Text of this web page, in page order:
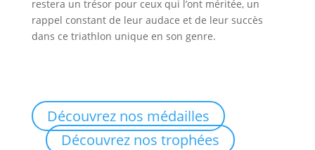
restera un trésor pour ceux qui l’ont méritée, un
rappel constant de leur audace et de leur succès
dans ce triathlon unique en son genre.
Découvrez nos médailles
Découvrez nos trophées